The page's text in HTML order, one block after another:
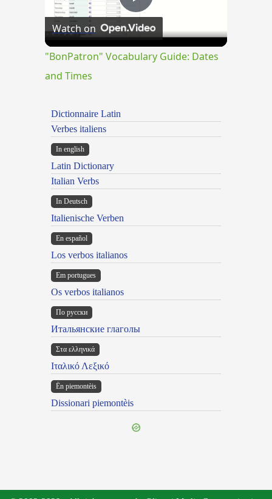
Play
Video
Watch on
"BonPatron" Vocabulary Guide: Dates
and Times
Dictionnaire Latin
Verbes italiens
In english
Latin Dictionary
Italian Verbs
In Deutsch
Italienische Verben
En español
Los verbos italianos
Em portugues
Os verbos italianos
По русски
Итальянские глаголы
Στα ελληνικά
Ιταλικό Λεξικό
Ën piemontèis
Dissionari piemontèis